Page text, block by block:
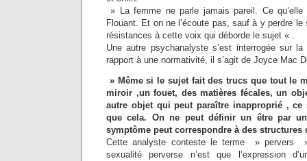
» La femme ne parle jamais pareil. Ce
Flouant. Et on ne l’écoute pas, sauf à y perdre le
résistances à cette voix qui déborde le sujet « .
Une autre psychanalyste s’est interrogée sur
rapport à une normativité, il s’agit de Joyce Mac
» Même si le sujet fait des trucs que tout le
miroir ,un fouet, des matières fécales, un
autre objet qui peut paraître inapproprié , ce
que cela. On ne peut définir un être par
symptôme peut correspondre à des structures
Cette analyste conteste le terme » pervers
sexualité perverse n’est que l’expression